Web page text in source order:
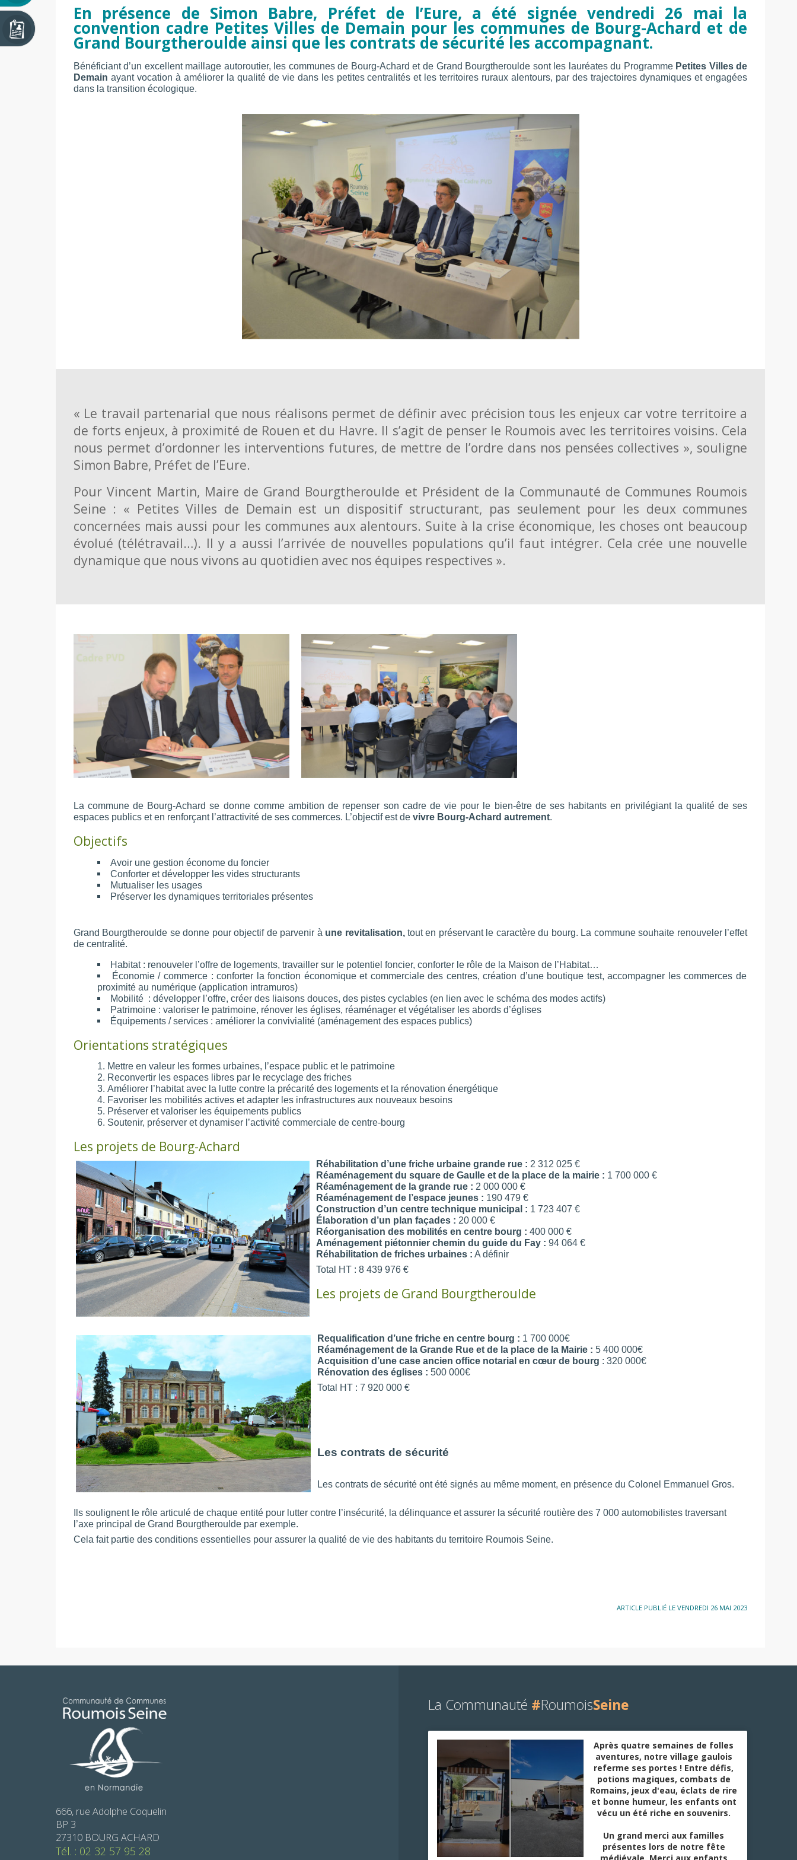
En présence de Simon Babre, Préfet de l’Eure, a été signée vendredi 26 mai la
convention cadre Petites Villes de Demain pour les communes de Bourg-Achard et de
Grand Bourgtheroulde ainsi que les contrats de sécurité les accompagnant.
Bénéficiant d’un excellent maillage autoroutier, les communes de Bourg-Achard et de Grand Bourgtheroulde sont les lauréates du ProgrammePetites Villes de
Demain ayant vocation à améliorer la qualité de vie dans les petites centralités et les territoires ruraux alentours, par des trajectoires dynamiques et engagées
dans la transition écologique.
« Le travail partenarial que nous réalisons permet de définir avec précision tous les enjeux car votre territoire a
de forts enjeux, à proximité de Rouen et du Havre. Il s’agit de penser le Roumois avec les territoires voisins. Cela
nous permet d’ordonner les interventions futures, de mettre de l’ordre dans nos pensées collectives », souligne
Simon Babre, Préfet de l’Eure.
Pour Vincent Martin, Maire de Grand Bourgtheroulde et Président de la Communauté de Communes Roumois
Seine : « Petites Villes de Demain est un dispositif structurant, pas seulement pour les deux communes
concernées mais aussi pour les communes aux alentours. Suite à la crise économique, les choses ont beaucoup
évolué (télétravail…). Il y a aussi l’arrivée de nouvelles populations qu’il faut intégrer. Cela crée une nouvelle
dynamique que nous vivons au quotidien avec nos équipes respectives ».
La commune de Bourg-Achard se donne comme ambition de repenser son cadre de vie pour le bien-être de ses habitants en privilégiant la qualité de ses
espaces publics et en renforçant l’attractivité de ses commerces. L’objectif est devivre Bourg-Achard autrement.
Objectifs
Avoir une gestion économe du foncier
Conforter et développer les vides structurants
Mutualiser les usages
Préserver les dynamiques territoriales présentes
Grand Bourgtheroulde se donne pour objectif de parvenir à une revitalisation,tout en préservant le caractère du bourg. La commune souhaite renouveler l’effet
de centralité.
Habitat : renouveler l’offre de logements, travailler sur le potentiel foncier, conforter le rôle de la Maison de l’Habitat…
Économie / commerce : conforter la fonction économique et commerciale des centres, création d’une boutique test, accompagner les commerces de
proximité au numérique (application intramuros)
Mobilité : développer l’offre, créer des liaisons douces, des pistes cyclables (en lien avec le schéma des modes actifs)
Patrimoine : valoriser le patrimoine, rénover les églises, réaménager et végétaliser les abords d’églises
Équipements / services : améliorer la convivialité (aménagement des espaces publics)
Orientations stratégiques
Mettre en valeur les formes urbaines, l’espace public et le patrimoine
Reconvertir les espaces libres par le recyclage des friches
Améliorer l’habitat avec la lutte contre la précarité des logements et la rénovation énergétique
Favoriser les mobilités actives et adapter les infrastructures aux nouveaux besoins
Préserver et valoriser les équipements publics
Soutenir, préserver et dynamiser l’activité commerciale de centre-bourg
Les projets de Bourg-Achard
Réhabilitation d’une friche urbaine grande rue : 2 312 025 €
Réaménagement du square de Gaulle et de la place de la mairie : 1 700 000 €
Réaménagement de la grande rue : 2 000 000 €
Réaménagement de l’espace jeunes : 190 479 €
Construction d’un centre technique municipal : 1 723 407 €
Élaboration d’un plan façades : 20 000 €
Réorganisation des mobilités en centre bourg : 400 000 €
Aménagement piétonnier chemin du guide du Fay : 94 064 €
Réhabilitation de friches urbaines : A définir
Total HT : 8 439 976 €
Les projets de Grand Bourgtheroulde
Requalification d’une friche en centre bourg : 1 700 000€
Réaménagement de la Grande Rue et de la place de la Mairie : 5 400 000€
Acquisition d’une case ancien office notarial en cœur de bourg : 320 000€
Rénovation des églises : 500 000€
Total HT : 7 920 000 €
Les contrats de sécurité
Les contrats de sécurité ont été signés au même moment, en présence du Colonel Emmanuel Gros.
Ils soulignent le rôle articulé de chaque entité pour lutter contre l’insécurité, la délinquance et assurer la sécurité routière des 7 000 automobilistes traversant
l’axe principal de Grand Bourgtheroulde par exemple.
Cela fait partie des conditions essentielles pour assurer la qualité de vie des habitants du territoire Roumois Seine.
ARTICLE PUBLIÉ LE VENDREDI 26 MAI 2023
666, rue Adolphe Coquelin
BP 3
27310 BOURG ACHARD
Tél. : 02 32 57 95 28
La Communauté #RoumoisSeine
Après quatre semaines de folles
aventures, notre village gaulois
referme ses portes ! Entre défis,
potions magiques, combats de
Romains, jeux d'eau, éclats de rire
et bonne humeur, les enfants ont
vécu un été riche en souvenirs.
Un grand merci aux familles
présentes lors de notre fête